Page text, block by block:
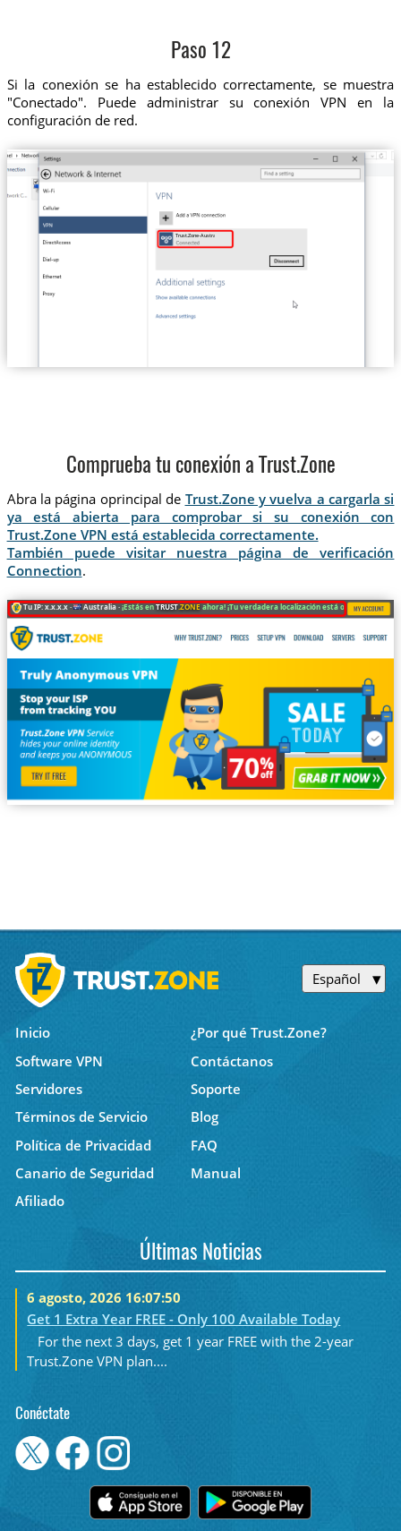
Paso 12
Si la conexión se ha establecido correctamente, se muestra
"Conectado". Puede administrar su conexión VPN en la
configuración de red.
Trust.Zone-Australia-Netflix
Comprueba tu conexión a Trust.Zone
Abra la página oprincipal de Trust.Zone y vuelva a cargarla si
ya está abierta para comprobar si su conexión con
Trust.Zone VPN está establecida correctamente.
También puede visitar nuestra página de verificación
Connection.
Tu IP: x.x.x.x · Australia ·¡Estás enTRUST.ZONEahora! ¡Tu verdadera localización está oculta!
Español
Inicio
¿Por qué Trust.Zone?
Software VPN
Contáctanos
Servidores
Soporte
Términos de Servicio
Blog
Política de Privacidad
FAQ
Canario de Seguridad
Manual
Afiliado
Últimas Noticias
6 agosto, 2026 16:07:50
Get 1 Extra Year FREE - Only 100 Available Today
For the next 3 days, get 1 year FREE with the 2-year
Trust.Zone VPN plan....
Conéctate